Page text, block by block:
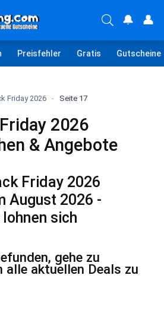
🔔 👤
Preisfehler Gratis Gutscheine
Friday 2026 - Seite 17
2026
& Angebote
Friday 2026
August 2026 -
sich
gehe zu
aktuellen Deals zu